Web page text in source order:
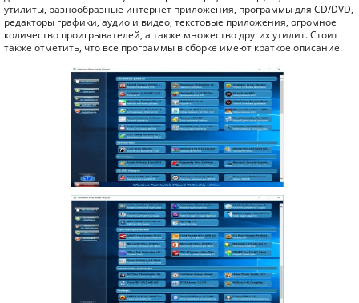
утилиты, разнообразные интернет приложения, программы для CD/DVD,
редакторы графики, аудио и видео, текстовые приложения, огромное
количество проигрывателей, а также множество других утилит. Стоит
также отметить, что все программы в сборке имеют краткое описание.